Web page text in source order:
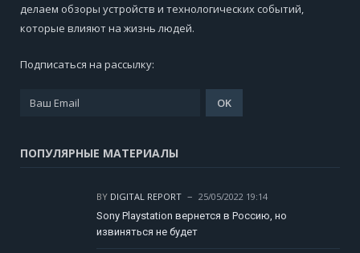
делаем обзоры устройств и технологических событий,
которые влияют на жизнь людей.
Подписаться на рассылку:
ПОПУЛЯРНЫЕ МАТЕРИАЛЫ
BY DIGITAL REPORT
25/05/2022 19:14
Sony Playstation вернется в Россию, но
извиняться не будет